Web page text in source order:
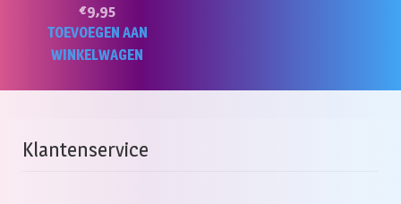
€9,95
TOEVOEGEN AAN
WINKELWAGEN
Klantenservice